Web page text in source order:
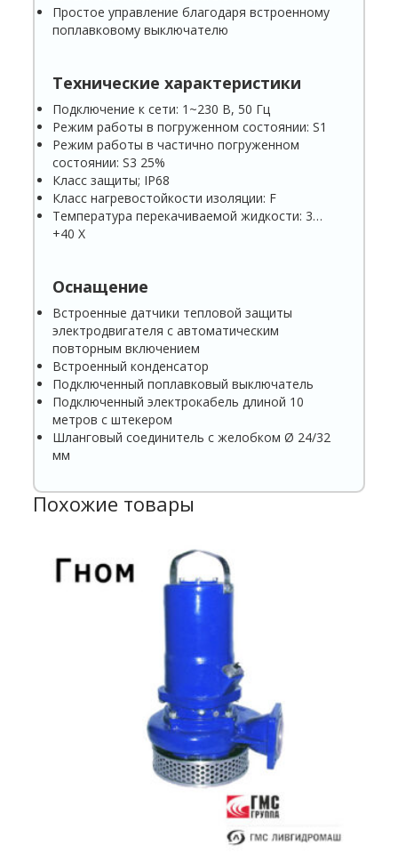
Простое управление благодаря встроенному
поплавковому выключателю
Технические характеристики
Подключение к сети: 1~230 В, 50 Гц
Режим работы в погруженном состоянии: S1
Режим работы в частично погруженном
состоянии: S3 25%
Класс защиты; IP68
Класс нагревостойкости изоляции: F
Температура перекачиваемой жидкости: 3…
+40 X
Оснащение
Встроенные датчики тепловой защиты
электро­двигателя с автоматическим
повторным включе­нием
Встроенный конденсатор
Подключенный поплавковый выключатель
Подключенный электрокабель длиной 10
метров с штекером
Шланговый соединитель с желобком Ø 24/32
мм
Похожие товары